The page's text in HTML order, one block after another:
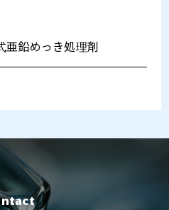
亜鉛めっき処理剤